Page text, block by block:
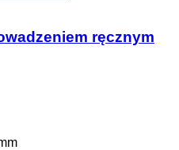
ręcznym